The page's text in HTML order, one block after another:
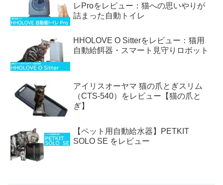
レProをレビュー：猫への思いやりが
詰まった自動トイレ
HHOLOVE O Sitterをレビュー：猫用
自動給餌器・スマート見守りロボット
アイリスオーヤマ 猫の爪とぎスリム
（CTS-540）をレビュー【猫の爪と
ぎ】
【ペット用自動給水器】PETKIT
SOLO SE をレビュー